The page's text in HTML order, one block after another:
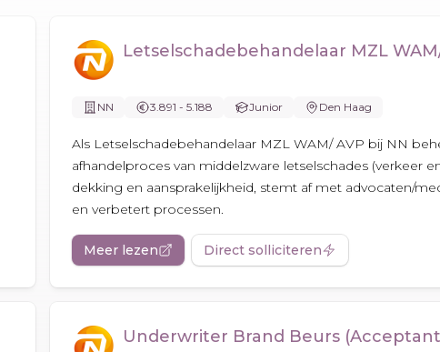
Letselschadebehandelaar MZL
NN 3.891 - 5.188 Junior Den Haag
Als Letselschadebehandelaar MZL WAM/ AVP bij NN
afhandelproces van middelzware letselschades (verkeer
dekking en aansprakelijkheid, stemt af met advocaten/
en verbetert processen.
Meer lezen Direct solliciteren
Underwriter Brand Beurs